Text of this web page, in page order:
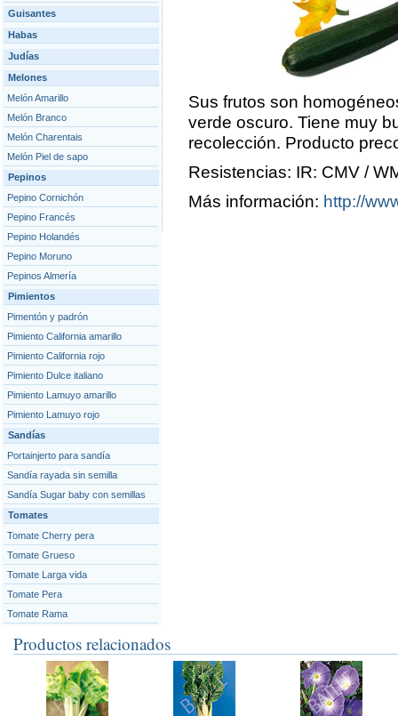
Guisantes
Habas
Judías
Melones
Melón Amarillo
Melón Branco
Melón Charentais
Melón Piel de sapo
Pepinos
Pepino Cornichón
Pepino Francés
Pepino Holandés
Pepino Moruno
Pepinos Almería
Pimientos
Pimentón y padrón
Pimiento California amarillo
Pimiento California rojo
Pimiento Dulce italiano
Pimiento Lamuyo amarillo
Pimiento Lamuyo rojo
Sandías
Portainjerto para sandía
Sandía rayada sin semilla
Sandía Sugar baby con semillas
Tomates
Tomate Cherry pera
Tomate Grueso
Tomate Larga vida
Tomate Pera
Tomate Rama
Sus frutos son
verde oscuro. Tiene muy
recolección. Producto
Resistencias: IR: CMV /
Más información: http://
Productos relacionados